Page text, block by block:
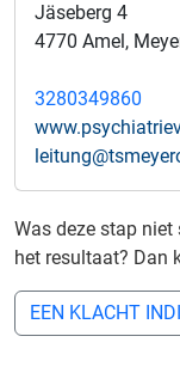
Jäseberg 4
4770 Amel,
3280349860
Was deze stap niet
het resultaat? Dan
EEN KLACHT